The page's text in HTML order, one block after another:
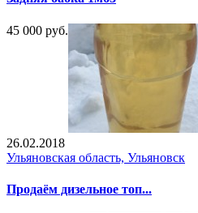
45 000 руб.
26.02.2018
Ульяновская область, Ульяновск
Продаём дизельное топ...